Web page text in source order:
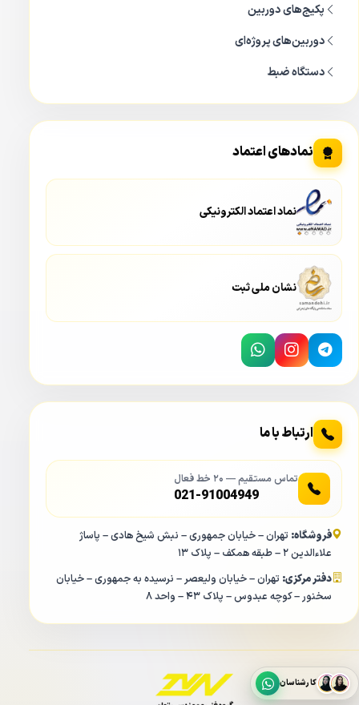
پکیج‌های دوربین
دوربین‌های پروژه‌ای
دستگاه ضبط
نمادهای اعتماد
نماد اعتماد الکترونیکی
نشان ملی ثبت
ارتباط با ما
تماس مستقیم — ۲۰ خط فعال
021-91004949
فروشگاه: تهران – خیابان جمهوری – نبش شیخ هادی – پاساژ
علاءالدین ۲ – طبقه همکف – پلاک ۱۳
دفتر مرکزی: تهران – خیابان ولیعصر – نرسیده به جمهوری – خیابان
سخنور – کوچه عبدوس – پلاک ۴۳ – واحد ۸
کارشناسان